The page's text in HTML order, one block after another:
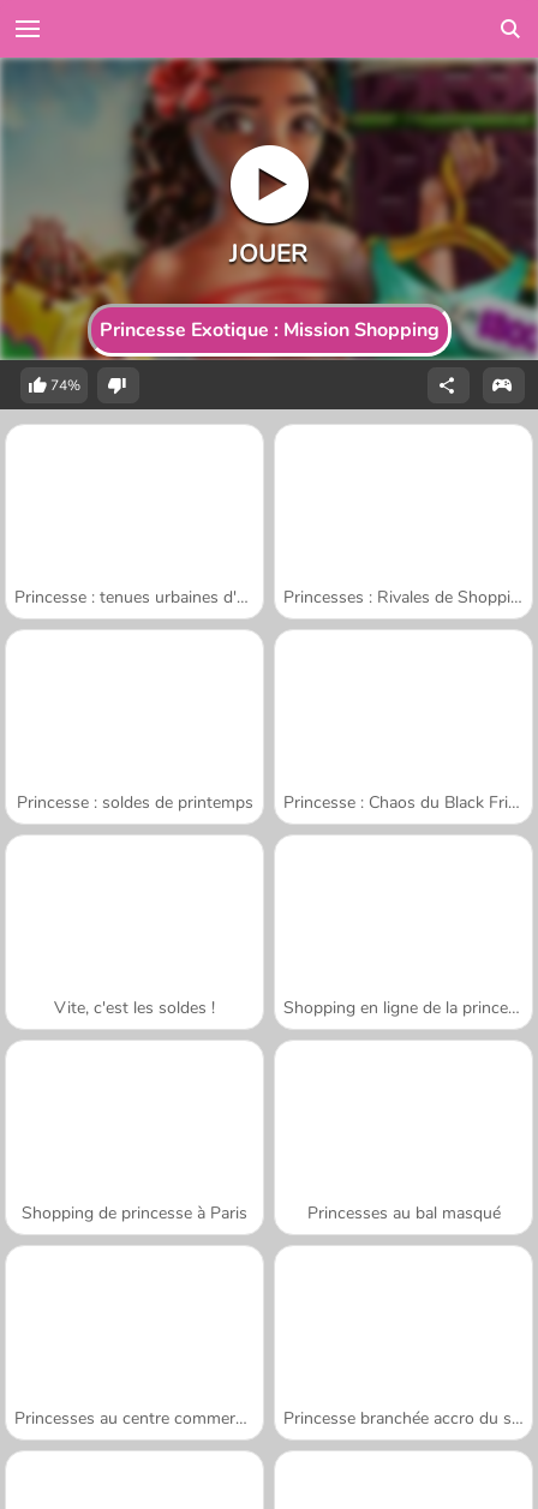
Princesse Exotique : Mission Shopping
74%
Princesse : tenues urbaines d'été Princesses : Rivales de Shopping
Princesse : soldes de printemps Princesse : Chaos du Black Friday
Vite, c'est les soldes ! Shopping en ligne de la princesse
Shopping de princesse à Paris Princesses au bal masqué
Princesses au centre commercial Princesse branchée accro du shopping